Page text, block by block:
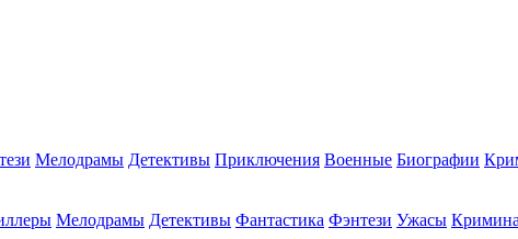
Мелодрамы Детективы Приключения Военные Биографии
Мелодрамы Детективы Фантастика Фэнтези Ужасы